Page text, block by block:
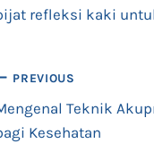
refleksi kaki
PREVIOUS
Teknik
Kesehatan